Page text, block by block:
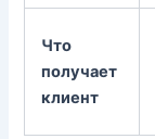
Что
получает
клиент